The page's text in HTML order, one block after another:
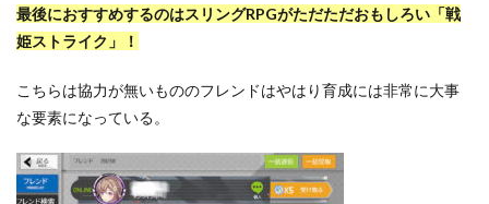
最後におすすめするのはスリングRPGがただただおもしろい「戦
姫ストライク」！
こちらは協力が無いもののフレンドはやはり育成には非常に大事
な要素になっている。